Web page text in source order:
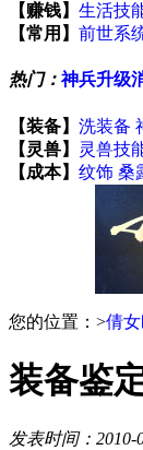
【赚钱】 生活技
【常用】 前世系
热门：神兵升级
【装备】 洗装备
【灵兽】
灵兽技
【成本】 纹饰 桑
您的位置： >倩
装备鉴
发表时间：2010-